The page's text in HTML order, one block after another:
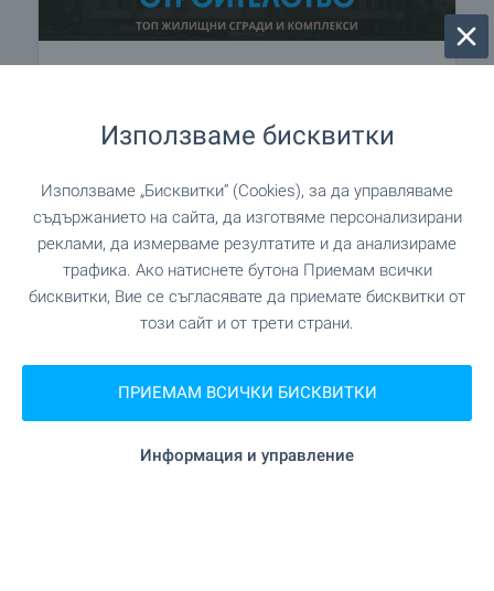
дом ви очаква тук!
Новото строителство в Пловдив е хит за
поредна година и повече от половината от
нашите топ оферти и направете своя избор още
Отлични цени и много предложения БЕЗ
КОМИСИОННА от купувача!
Използваме бисквитки
Използваме „Бисквитки“ (Cookies), за да управляваме
съдържанието на сайта, да изготвяме персонализирани
реклами, да измерваме резултатите и да анализираме
трафика. Ако натиснете бутона Приемам всички
бисквитки, Вие се съгласявате да приемате бисквитки от
този сайт и от трети страни.
ПРИЕМАМ ВСИЧКИ БИСКВИТКИ
Информация и управление